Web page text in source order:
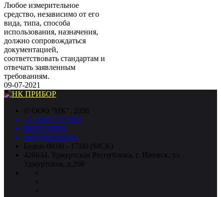
Любое измерительное
средство, независимо от его
вида, типа, способа
использования, назначения,
должно сопровождаться
документацией,
соответствовать стандартам и
отвечать заявленным
требованиям.
09-07-2021
© ООО "НК", 2026
+7 (3412) 277-001
88005118036
info@nkpribor.ru
Будни 08:00 - 17:00 (МСК)
426034, Удмуртская Республика, г. Ижевск, ул.
Удмуртская, д.268